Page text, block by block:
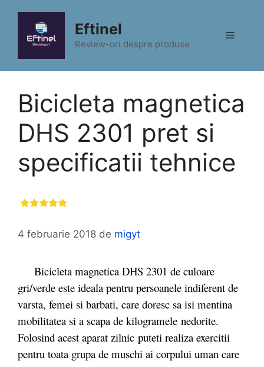
conținut
Eftinel
Review-uri despre produse
Meniu
Bicicleta magnetica
DHS 2301 pret si
specificatii tehnice
4 februarie 2018 de migyt
Bicicleta magnetica DHS 2301 de culoare
gri/verde este ideala pentru persoanele indiferent de
varsta, femei si barbati, care doresc sa isi mentina
mobilitatea si a scapa de kilogramele nedorite.
Folosind acest aparat zilnic puteti realiza exercitii
pentru toata grupa de muschi ai corpului uman care